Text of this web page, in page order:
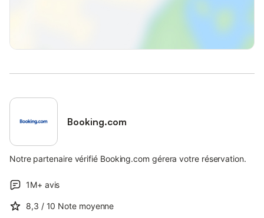
Booking.com
Notre partenaire vérifié Booking.com gérera votre réservation.
1M+ avis
8,3 / 10 Note moyenne